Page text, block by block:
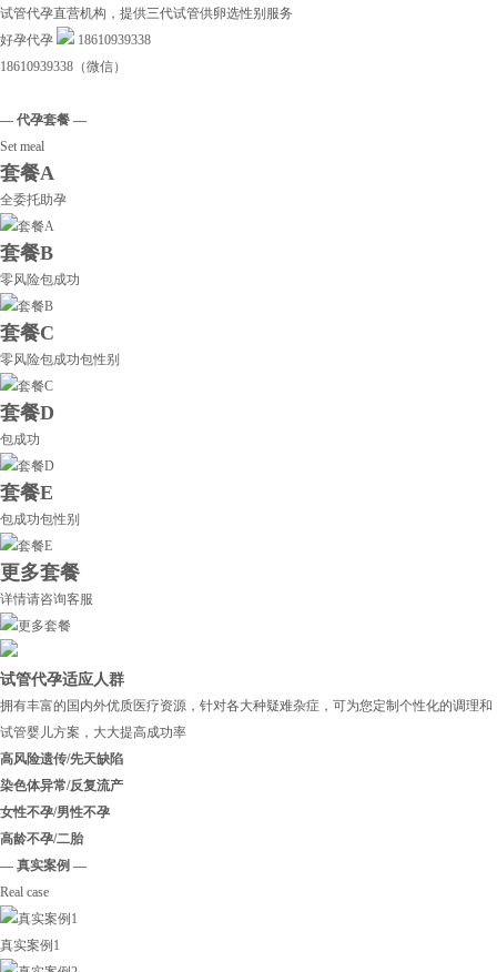
试管代孕直营机构，提供三代试管供卵选性别服务
好孕代孕
18610939338
18610939338（微信）
— 代孕套餐 —
Set meal
套餐A
全委托助孕
套餐B
零风险包成功
套餐C
零风险包成功包性别
套餐D
包成功
套餐E
包成功包性别
更多套餐
详情请咨询客服
试管代孕适应人群
拥有丰富的国内外优质医疗资源，针对各大种疑难杂症，可为您定制个性化的调理和
试管婴儿方案，大大提高成功率
高风险遗传/先天缺陷
染色体异常/反复流产
女性不孕/男性不孕
高龄不孕/二胎
— 真实案例 —
Real case
真实案例1